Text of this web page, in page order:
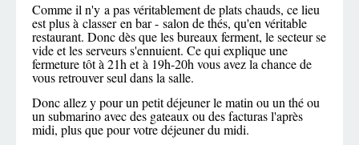
Comme il n'y a pas véritablement de plats chauds, ce lieu
est plus à classer en bar - salon de thés, qu'en véritable
restaurant. Donc dès que les bureaux ferment, le secteur se
vide et les serveurs s'ennuient. Ce qui explique une
fermeture tôt à 21h et à 19h-20h vous avez la chance de
vous retrouver seul dans la salle.
Donc allez y pour un petit déjeuner le matin ou un thé ou
un submarino avec des gateaux ou des facturas l'après
midi, plus que pour votre déjeuner du midi.